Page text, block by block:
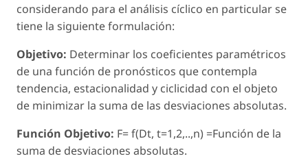
considerando para el análisis cíclico en particular se
tiene la siguiente formulación:
Objetivo: Determinar los coeficientes paramétricos
de una función de pronósticos que contempla
tendencia, estacionalidad y ciclicidad con el objeto
de minimizar la suma de las desviaciones absolutas.
Función Objetivo: F= f(Dt, t=1,2,..,n) =Función de la
suma de desviaciones absolutas.